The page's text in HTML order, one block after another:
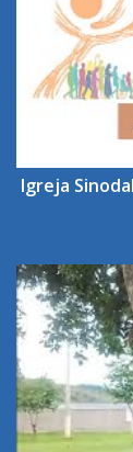
Igreja